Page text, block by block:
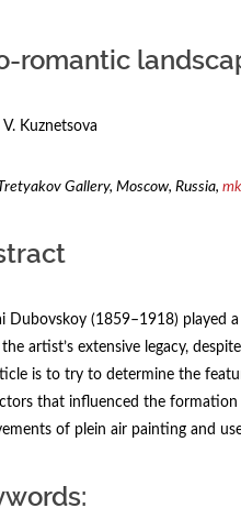
romantic
Kuznetsova
Gallery, Moscow, Russia,
Dubovskoy (1859–1918) played
artist’s extensive legacy,
is to try to determine the
that influenced the
of plein air painting and